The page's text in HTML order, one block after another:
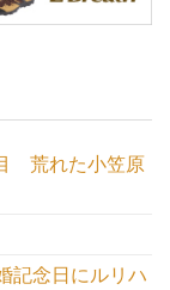
荒れた小笠原
記念日にルリハ